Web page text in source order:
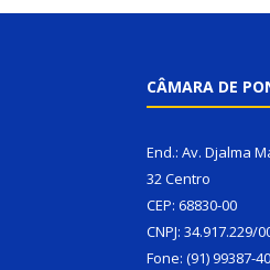
CÂMARA DE
End.: Av. Djalma
32 Centro
CEP: 68830-00
CNPJ: 34.917.229/
Fone: (91) 99387-